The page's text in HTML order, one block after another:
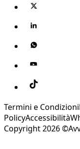
Termini e Condizioni
PolicyAccessibilità
Copyright 2026